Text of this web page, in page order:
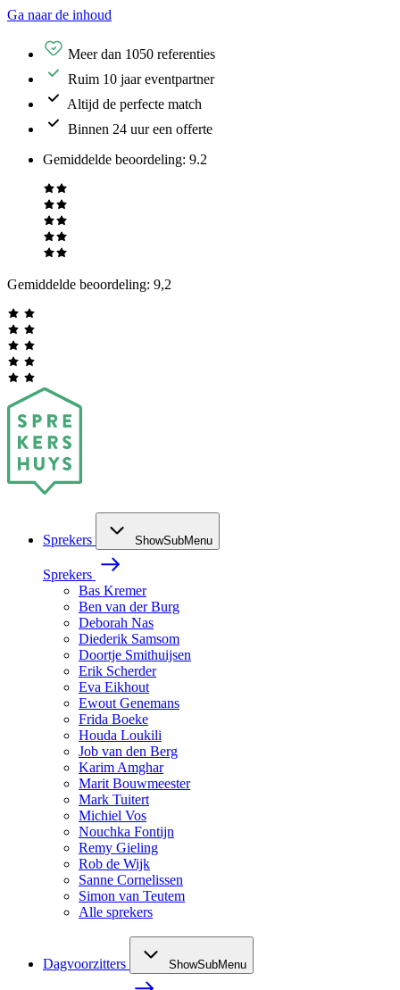
Ga naar de inhoud
Meer dan 1050 referenties
Ruim 10 jaar eventpartner
Altijd de perfecte match
Binnen 24 uur een offerte
Gemiddelde beoordeling: 9.2
Gemiddelde beoordeling: 9,2
Sprekers ShowSubMenu
Sprekers
Bas Kremer
Ben van der Burg
Deborah Nas
Diederik Samsom
Doortje Smithuijsen
Erik Scherder
Eva Eikhout
Ewout Genemans
Frida Boeke
Houda Loukili
Job van den Berg
Karim Amghar
Marit Bouwmeester
Mark Tuitert
Michiel Vos
Nouchka Fontijn
Remy Gieling
Rob de Wijk
Sanne Cornelissen
Simon van Teutem
Alle sprekers
Dagvoorzitters ShowSubMenu